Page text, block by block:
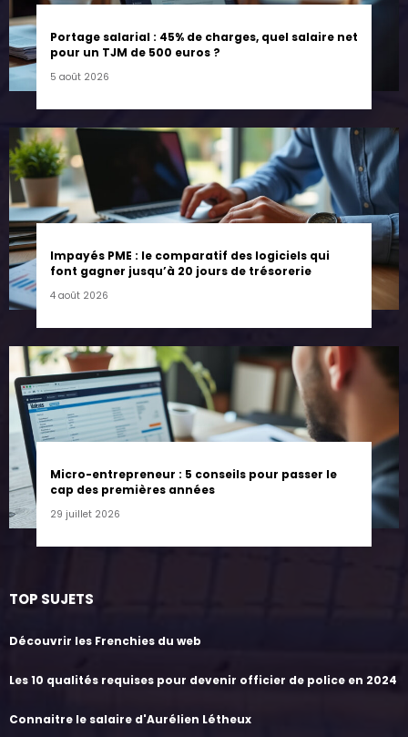
Portage salarial : 45% de charges, quel salaire net
pour un TJM de 500 euros ?
5 août 2026
Impayés PME : le comparatif des logiciels qui
font gagner jusqu’à 20 jours de trésorerie
4 août 2026
Micro-entrepreneur : 5 conseils pour passer le
cap des premières années
29 juillet 2026
TOP SUJETS
Découvrir les Frenchies du web
Les 10 qualités requises pour devenir officier de police en 2024
Connaitre le salaire d'Aurélien Létheux